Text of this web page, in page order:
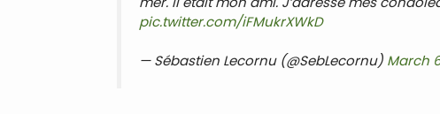
pic.twitter.com/iFMukrXWkD
— Sébastien Lecornu (@SebLecornu) March